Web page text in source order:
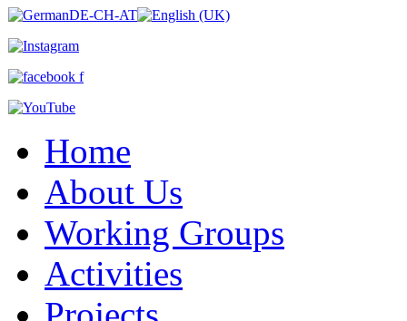
Home
About Us
Working Groups
Activities